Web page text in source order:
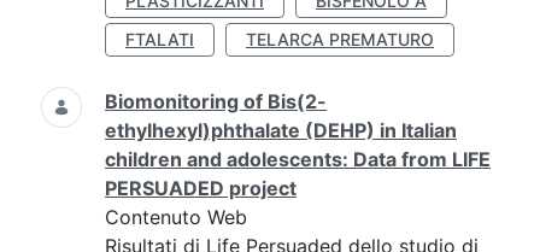
FTALATI
TELARCA PREMATURO
Biomonitoring of Bis(2-
ethylhexyl)phthalate (DEHP) in Italian
children and adolescents: Data from LIFE
PERSUADED project
Contenuto Web
Risultati di Life Persuaded dello studio di